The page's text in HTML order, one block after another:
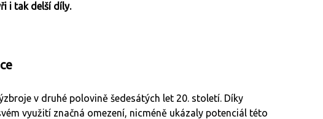
i tak delší díly.
v druhé polovině šedesátých let 20. století. Díky
využití značná omezení, nicméně ukázaly potenciál této